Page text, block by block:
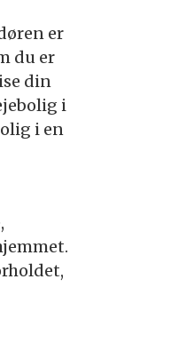
er
du er
din
i
i en